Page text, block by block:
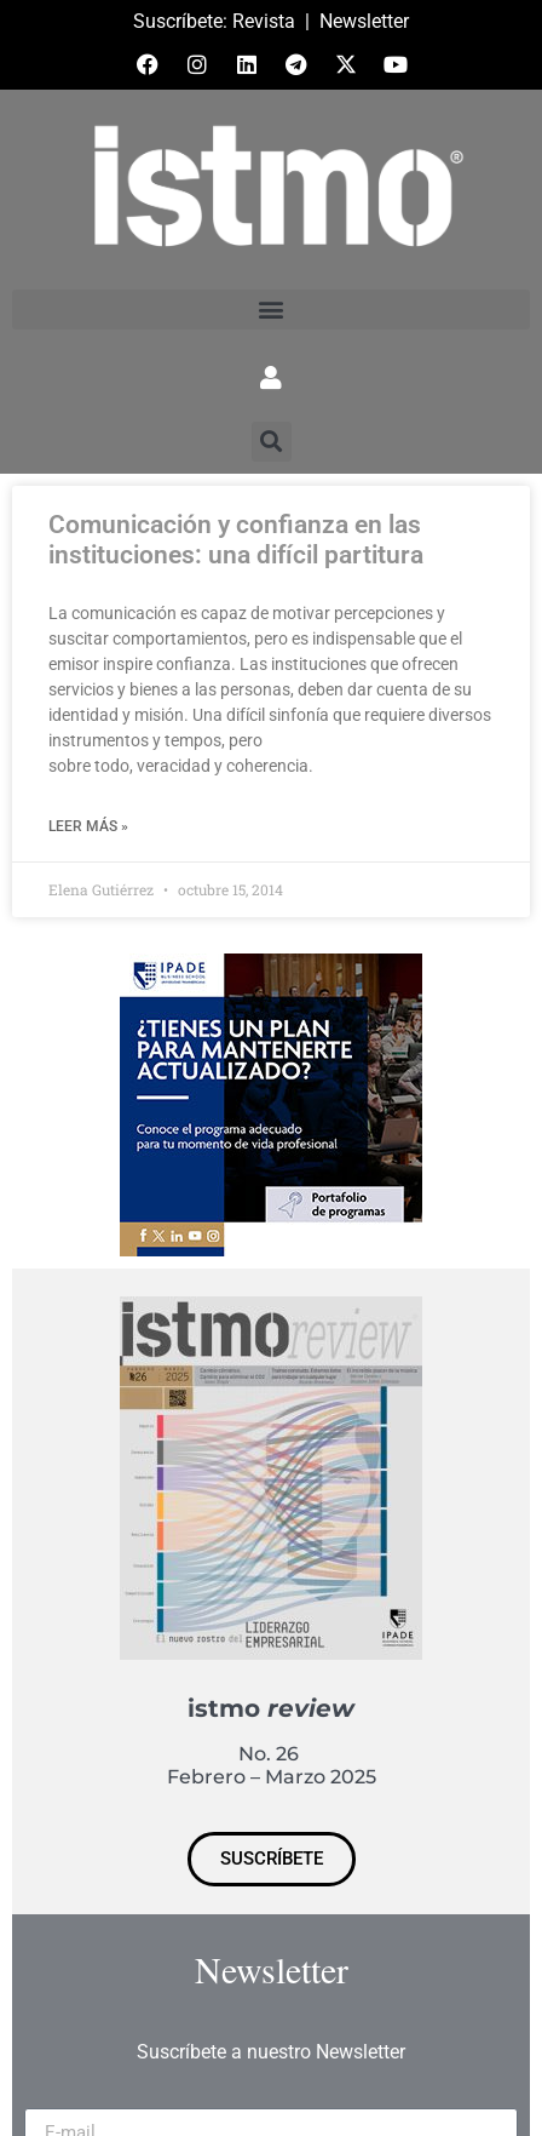
Suscríbete: Revista | Newsletter
Comunicación y confianza en las
instituciones: una difícil partitura
La comunicación es capaz de motivar percepciones y
suscitar comportamientos, pero es indispensable que el
emisor inspire confianza. Las instituciones que ofrecen
servicios y bienes a las personas, deben dar cuenta de su
identidad y misión. Una difícil sinfonía que requiere diversos
instrumentos y tempos, pero
sobre todo, veracidad y coherencia.
LEER MÁS »
Elena Gutiérrez octubre 15, 2014
istmo review
No. 26
Febrero – Marzo 2025
SUSCRÍBETE
Newsletter
Suscríbete a nuestro Newsletter